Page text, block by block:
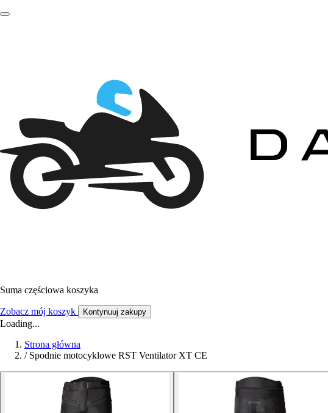
Suma częściowa koszyka
Zobacz mój koszyk Kontynuuj zakupy
Loading...
Strona główna
/ Spodnie motocyklowe RST Ventilator XT CE